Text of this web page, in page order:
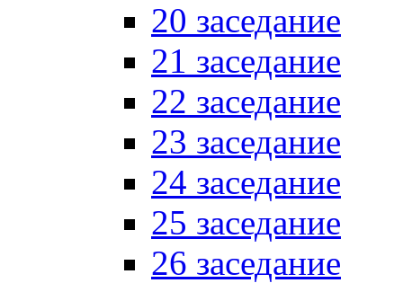
20 заседание
21 заседание
22 заседание
23 заседание
24 заседание
25 заседание
26 заседание